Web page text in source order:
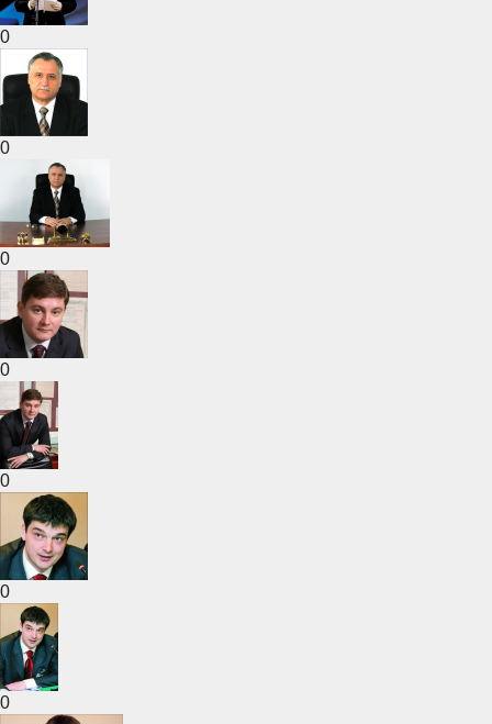
0
0
0
0
0
0
0